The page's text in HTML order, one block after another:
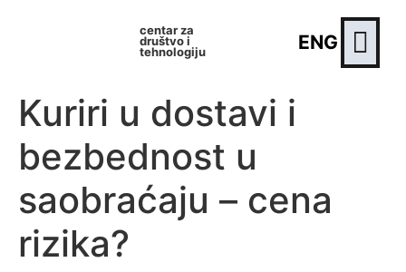
centar za
društvo i
tehnologiju ENG
Kuriri u dostavi i
bezbednost u
saobraćaju – cena
rizika?